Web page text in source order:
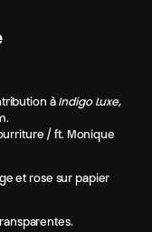
àIndigo Luxe,
/ ft. Monique
et rose sur papier